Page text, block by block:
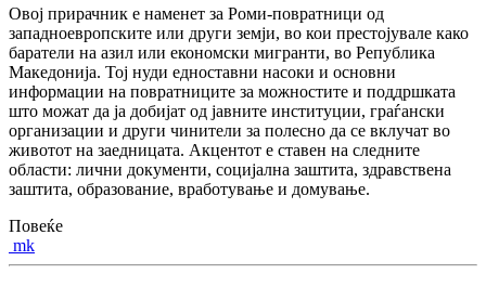
Овој прирачник е наменет за Роми-повратници од
западноевропските или други земји, во кои престојувале како
баратели на азил или економски мигранти, во Република
Македонија. Тој нуди едноставни насоки и основни
информации на повратниците за можностите и поддршката
што можат да ја добијат од јавните институции, граѓански
организации и други чинители за полесно да се вклучат во
животот на заедницата. Акцентот е ставен на следните
области: лични документи, социјална заштита, здравствена
заштита, образование, вработување и домување.
Повеќе
mk